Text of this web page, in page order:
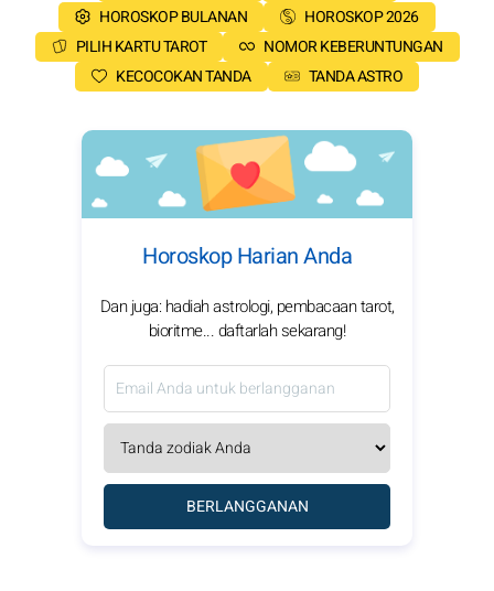
HOROSKOP BULANAN
HOROSKOP 2026
PILIH KARTU TAROT
NOMOR KEBERUNTUNGAN
KECOCOKAN TANDA
TANDA ASTRO
Horoskop Harian Anda
Dan juga: hadiah astrologi, pembacaan tarot,
bioritme... daftarlah sekarang!
BERLANGGANAN